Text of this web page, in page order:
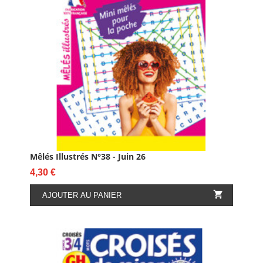
Mêlés Illustrés N°38 - Juin 26
Prix
4,30 €
AJOUTER AU PANIER 